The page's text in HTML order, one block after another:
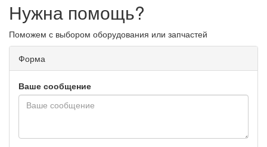
Нужна помощь?
Поможем с выбором оборудования или запчастей
Форма
Ваше сообщение